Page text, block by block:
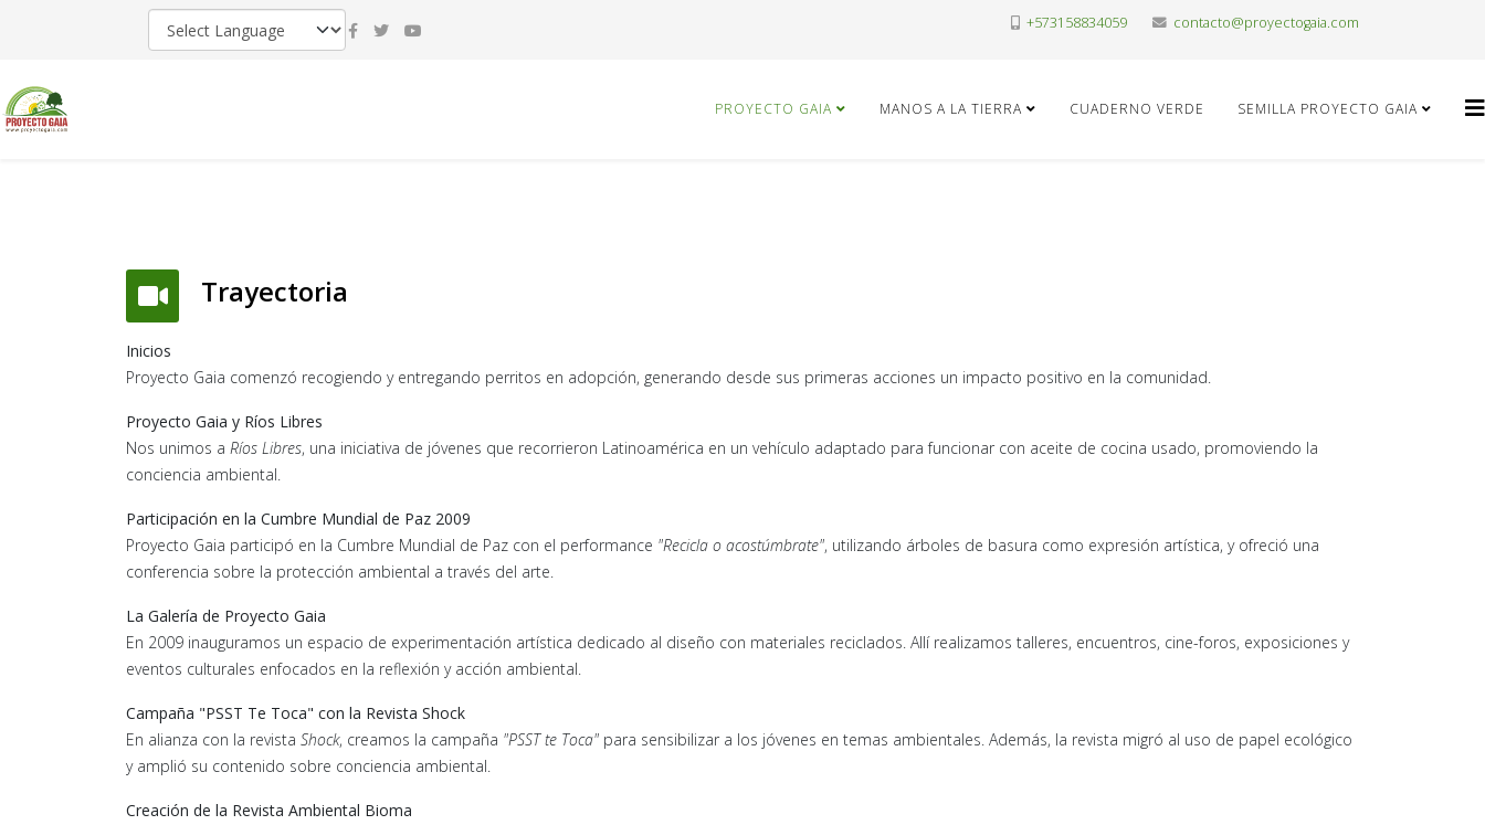
+573158834059 contacto@proyectogaia.com
PROYECTO GAIA MANOS A LA TIERRA CUADERNO VERDE SEMILLA PROYECTO GAIA
Trayectoria
Inicios
Proyecto Gaia comenzó recogiendo y entregando perritos en adopción, generando desde sus primeras acciones un impacto positivo en la comunidad.
Proyecto Gaia y Ríos Libres
Nos unimos a Ríos Libres, una iniciativa de jóvenes que recorrieron Latinoamérica en un vehículo adaptado para funcionar con aceite de cocina usado, promoviendo la
conciencia ambiental.
Participación en la Cumbre Mundial de Paz 2009
Proyecto Gaia participó en la Cumbre Mundial de Paz con el performance "Recicla o acostúmbrate", utilizando árboles de basura como expresión artística, y ofreció una
conferencia sobre la protección ambiental a través del arte.
La Galería de Proyecto Gaia
En 2009 inauguramos un espacio de experimentación artística dedicado al diseño con materiales reciclados. Allí realizamos talleres, encuentros, cine-foros, exposiciones y
eventos culturales enfocados en la reflexión y acción ambiental.
Campaña "PSST Te Toca" con la Revista Shock
En alianza con la revista Shock, creamos la campaña "PSST te Toca" para sensibilizar a los jóvenes en temas ambientales. Además, la revista migró al uso de papel ecológico
y amplió su contenido sobre conciencia ambiental.
Creación de la Revista Ambiental Bioma